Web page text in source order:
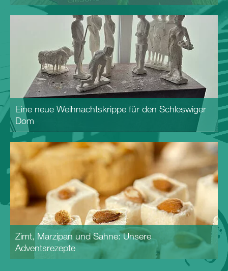
Eine neue Weihnachtskrippe für den Schleswiger
Dom
Zimt, Marzipan und Sahne: Unsere
Adventsrezepte